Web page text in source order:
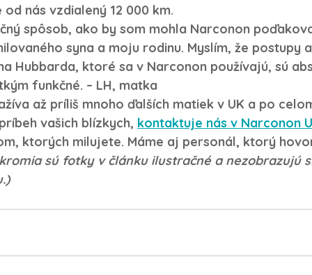
nás vzdialený 12 000 km.
spôsob, ako by som mohla Narconon
syna a moju rodinu. Myslím, že postupy
Hubbarda, ktoré sa v Narconon používajú, sú
funkčné. – LH, matka
až príliš mnoho ďalších matiek v UK a po
vašich blízkych, kontaktuje nás v Narconon
ktorých milujete. Máme aj personál, ktorý
sú fotky v článku ilustračné a nezobrazujú